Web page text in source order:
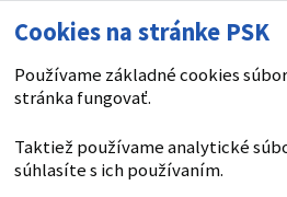
Cookies na stránke PSK
Používame základné cookies
stránka fungovať.
Taktiež používame analytické
súhlasíte s ich používaním.